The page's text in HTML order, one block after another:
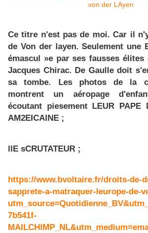
Ce titre n'est pas de moi. Car il
de Von der layen. Seulement une
émascul »e par ses fausses
Jacques Chirac. De Gaulle doit
sa tombe. Les photos de la
montrent un aéropage
écoutant piesement LEUR PAPE
AM2EICAINE ;
llE sCRUTATEUR ;
https://www.bvoltaire.fr/droits-de-
sapprete-a-matraquer-leurope-de-
7b541f-